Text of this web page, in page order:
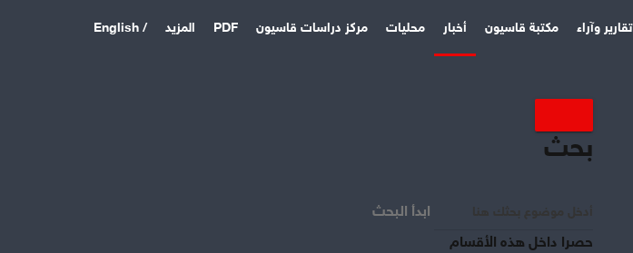
تقارير وآراء مكتبة قاسيون أخبار محليات مركز دراسات قاسيون PDF المزيد / English
بحث
ابدأ البحث
حصرا داخل هذه الأقسام